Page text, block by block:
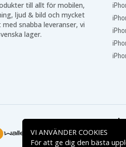
till allt för mobilen,
ljud & bild och mycket
snabba leveranser, vi
lager.
VI ANVÄNDER COOKIES
För att ge dig den bästa